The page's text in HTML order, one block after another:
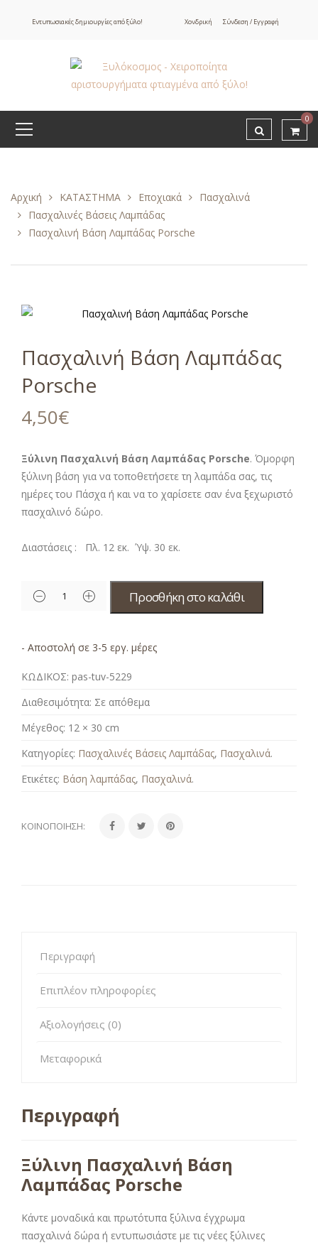
Εντυπωσιακές δημιουργίες από ξύλο! Χονδρική Σύνδεση / Εγγραφή
0
Αρχική ΚΑΤΑΣΤΗΜΑ Εποχιακά
Πασχαλινά
Πασχαλινές Βάσεις Λαμπάδας
Πασχαλινή Βάση Λαμπάδας Porsche
Πασχαλινή Βάση Λαμπάδας
Porsche
4,50€
Ξύλινη Πασχαλινή Βάση Λαμπάδας Porsche. Όμορφη
ξύλινη βάση για να τοποθετήσετε τη λαμπάδα σας, τις
ημέρες του Πάσχα ή και να το χαρίσετε σαν ένα ξεχωριστό
πασχαλινό δώρο.
Διαστάσεις : Πλ. 12 εκ. Ύψ. 30 εκ.
Προσθήκη στο καλάθι
- Αποστολή σε 3-5 εργ. μέρες
ΚΩΔΙΚΟΣ: pas-tuv-5229
Διαθεσιμότητα: Σε απόθεμα
Μέγεθος: 12 × 30 cm
Κατηγορίες: Πασχαλινές Βάσεις Λαμπάδας, Πασχαλινά.
Ετικέτες: Βάση λαμπάδας, Πασχαλινά.
ΚΟΙΝΟΠΟΊΗΣΗ:
Περιγραφή
Επιπλέον πληροφορίες
Αξιολογήσεις (0)
Μεταφορικά
Περιγραφή
Ξύλινη Πασχαλινή Βάση
Λαμπάδας Porsche
Κάντε μοναδικά και πρωτότυπα ξύλινα έγχρωμα
πασχαλινά δώρα ή εντυπωσιάστε με τις νέες ξύλινες